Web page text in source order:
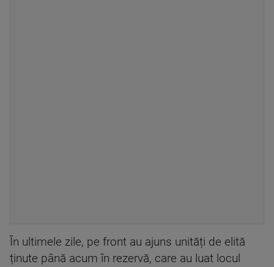
În ultimele zile, pe front au ajuns unități de elită
ținute până acum în rezervă, care au luat locul